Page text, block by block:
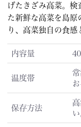
げたきざみ高菜。
た新鮮な高菜を島原
り、高菜独自の食感
内容量
温度帯
保存方法
い